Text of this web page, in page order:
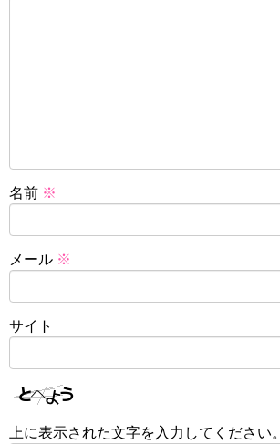
名前 ※
メール ※
サイト
上に表示された文字を入力してください。